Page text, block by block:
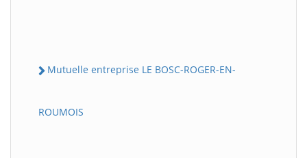
Mutuelle entreprise LE BOSC-ROGER-EN-
ROUMOIS